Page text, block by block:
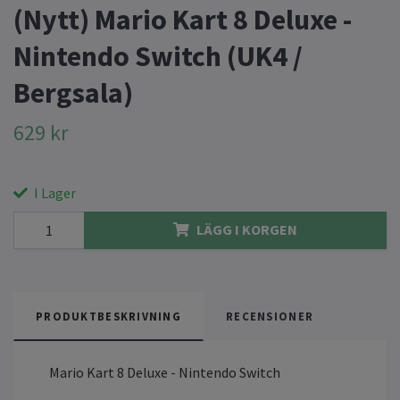
(Nytt) Mario Kart 8 Deluxe -
Nintendo Switch (UK4 /
Bergsala)
629 kr
I Lager
LÄGG I KORGEN
PRODUKTBESKRIVNING RECENSIONER
Mario Kart 8 Deluxe - Nintendo Switch